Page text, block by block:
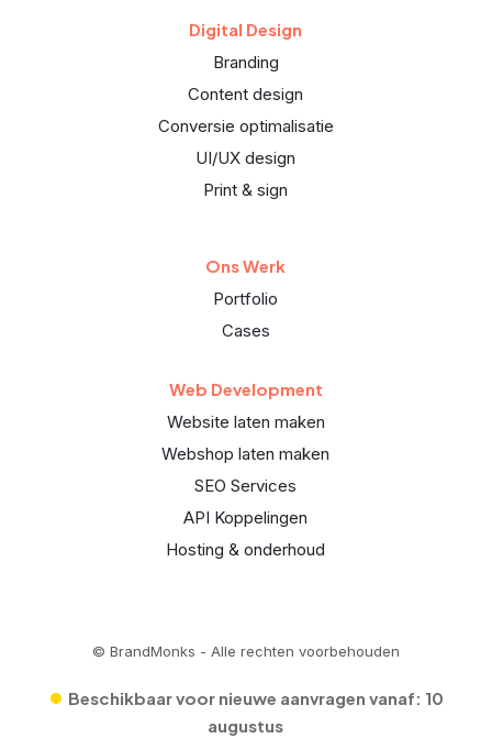
Digital Design
Branding
Content design
Conversie optimalisatie
UI/UX design
Print & sign
Ons Werk
Portfolio
Cases
Web Development
Website laten maken
Webshop laten maken
SEO Services
API Koppelingen
Hosting & onderhoud
© BrandMonks - Alle rechten voorbehouden
• Beschikbaar voor nieuwe aanvragen vanaf: 10
augustus